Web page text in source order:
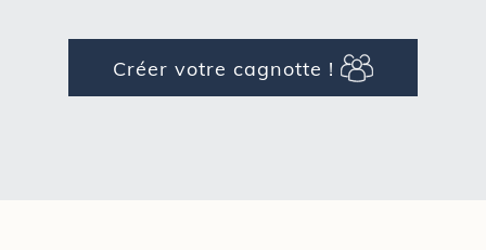
Créer votre cagnotte !